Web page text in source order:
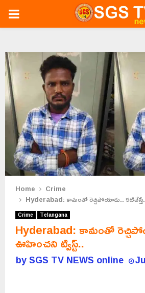
PRIMARY
Home
Crime
Hyderabad: కామంతో రెచ్చిపోయాడు..
Crime Telangana
Hyderabad: కామంతో
ఊహించని ట్విస్ట్..
bySGS TV NEWS online